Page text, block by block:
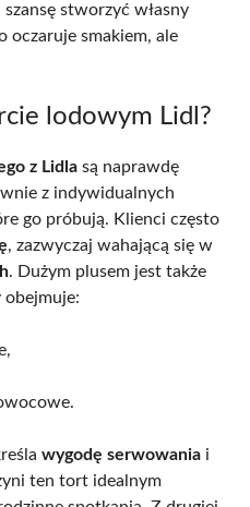
stworzyć własny
oczaruje smakiem, ale
lodowym Lidl?
z Lidla są naprawdę
z indywidualnych
go próbują. Klienci często
, zazwyczaj wahającą się w
. Dużym plusem jest także
obejmuje:
wygodę serwowania i
ten tort idealnym